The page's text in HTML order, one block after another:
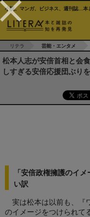
小説、マンガ、ビジネス、週刊誌…本
リテラ 芸能・エンタメ
松本人志が安倍首相と会
しすぎる安倍応援団ぶり
「安倍政権擁護のイ
い訳
実は松本は以前も、『
のイメージをつけられて